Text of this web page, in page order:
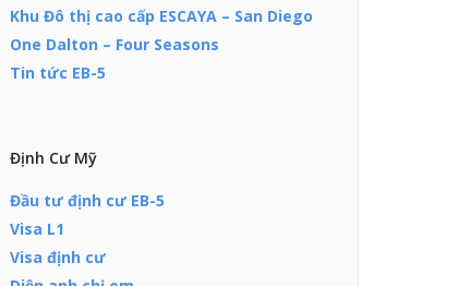
Khu Đô thị cao cấp ESCAYA – San Diego
One Dalton – Four Seasons
Tin tức EB-5
Định Cư Mỹ
Đầu tư định cư EB-5
Visa L1
Visa định cư